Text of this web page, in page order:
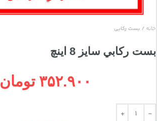
خانه بست ركابي
بست ركابي سايز 8 اينچ
۳۵۲.۹۰۰ تومان